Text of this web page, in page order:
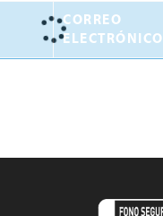
CORREO
ELECTRÓNICO